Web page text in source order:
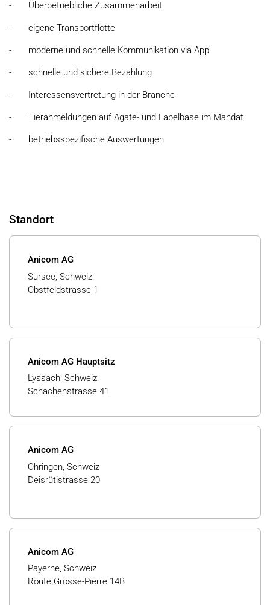
- Überbetriebliche Zusammenarbeit
- eigene Transportflotte
- moderne und schnelle Kommunikation via App
- schnelle und sichere Bezahlung
- Interessensvertretung in der Branche
- Tieranmeldungen auf Agate- und Labelbase im Mandat
- betriebsspezifische Auswertungen
Standort
Anicom AG
Sursee, Schweiz
Obstfeldstrasse 1
Anicom AG Hauptsitz
Lyssach, Schweiz
Schachenstrasse 41
Anicom AG
Ohringen, Schweiz
Deisrütistrasse 20
Anicom AG
Payerne, Schweiz
Route Grosse-Pierre 14B